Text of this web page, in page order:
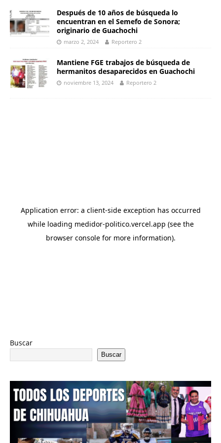
Después de 10 años de búsqueda lo
encuentran en el Semefo de Sonora;
originario de Guachochi
marzo 2, 2024 Reportero 2
Mantiene FGE trabajos de búsqueda de
hermanitos desaparecidos en Guachochi
noviembre 13, 2024 Reportero 2
Buscar
Buscar